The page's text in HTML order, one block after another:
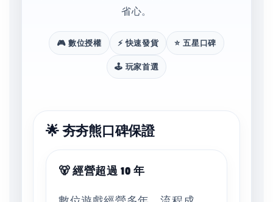
省心。
🎮 數位授權 ⚡ 快速發貨 ⭐ 五星口碑
🕹️ 玩家首選
🌟 夯夯熊口碑保證
🐻 經營超過 10 年